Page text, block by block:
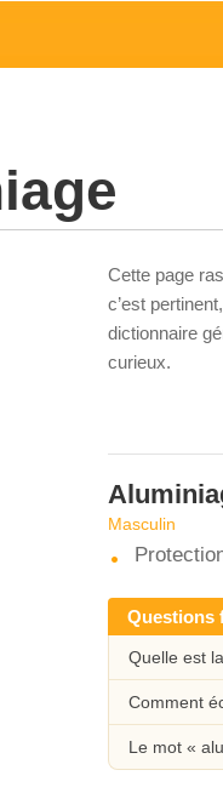
Cette page
c’est
dictionnaire
curieux.
Masculin
Questions
Quelle est
Comment
Le mot «